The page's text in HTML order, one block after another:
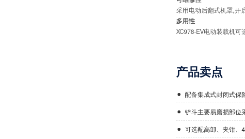
采用电动后翻式机罩,开
多用性
XC978-EV电动装载机可
产品卖点
配备集成式封闭式保
铲斗主要易磨损部位
可选配高卸、夹钳、